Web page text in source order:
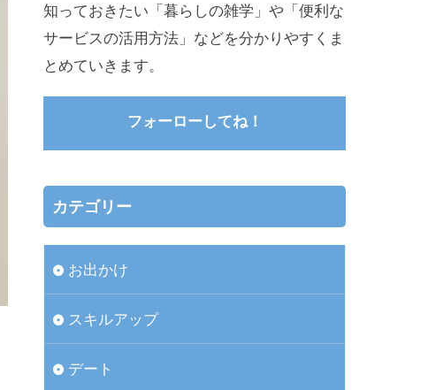
知っておきたい「暮らしの雑学」や「便利な
サービスの活用方法」などを分かりやすくま
とめていきます。
フォーローしてね！
カテゴリー
お出かけ
スキルアップ
デート